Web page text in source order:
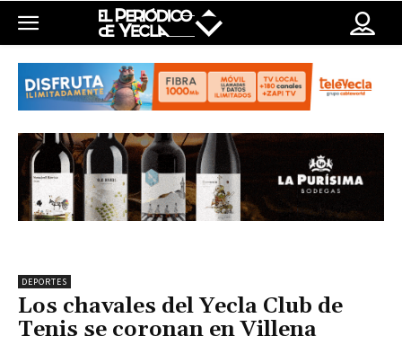
DEPORTES
Los chavales del Yecla Club de
Tenis se coronan en Villena